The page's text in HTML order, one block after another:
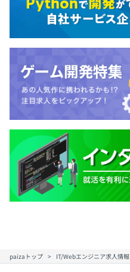
paizaトップ IT/Webエンジニア求人情報